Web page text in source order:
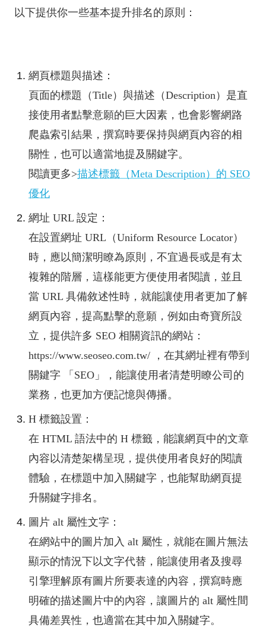
以下提供你一些基本提升排名的原則：
網頁標題與描述：
頁面的標題（Title）與描述（Description）是直
接使用者點擊意願的巨大因素，也會影響網路
爬蟲索引結果，撰寫時要保持與網頁內容的相
關性，也可以適當地提及關鍵字。
閱讀更多>描述標籤（Meta Description）的 SEO
優化
網址 URL 設定：
在設置網址 URL（Uniform Resource Locator）
時，應以簡潔明瞭為原則，不宜過長或是有太
複雜的階層，這樣能更方便使用者閱讀，並且
當 URL 具備敘述性時，就能讓使用者更加了解
網頁內容，提高點擊的意願，例如由奇寶所設
立，提供許多 SEO 相關資訊的網站：
https://www.seoseo.com.tw/ ，在其網址裡有帶到
關鍵字 「SEO」，能讓使用者清楚明瞭公司的
業務，也更加方便記憶與傳播。
H 標籤設置：
在 HTML 語法中的 H 標籤，能讓網頁中的文章
內容以清楚架構呈現，提供使用者良好的閱讀
體驗，在標題中加入關鍵字，也能幫助網頁提
升關鍵字排名。
圖片 alt 屬性文字：
在網站中的圖片加入 alt 屬性，就能在圖片無法
顯示的情況下以文字代替，能讓使用者及搜尋
引擎理解原有圖片所要表達的內容，撰寫時應
明確的描述圖片中的內容，讓圖片的 alt 屬性間
具備差異性，也適當在其中加入關鍵字。